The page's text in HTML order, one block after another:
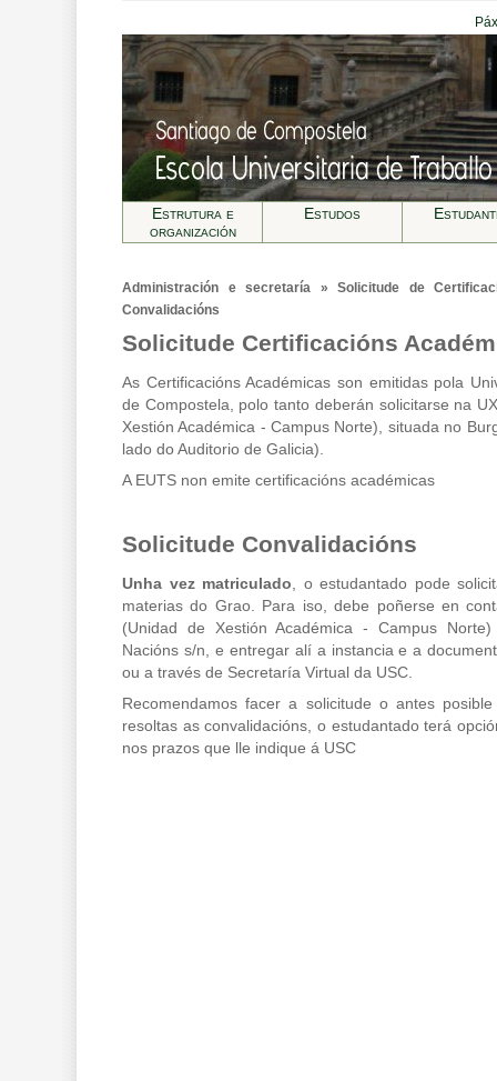
Estrutura e
organización
Estudos
Administración e secretarí­a » Solicitude de
Convalidacións
Solicitude Certificacións
As Certificacións Académicas son emitidas pola
de Compostela, polo tanto deberán solicitarse na
Xestión Académica - Campus Norte), situada no
lado do Auditorio de Galicia).
A EUTS non emite certificacións académicas
Solicitude Convalidacións
Unha vez matriculado , o estudantado pode
materias do Grao. Para iso, debe poñerse en
(Unidad de Xestión Académica - Campus
Nacións s/n, e entregar alí a instancia e a
ou a través de Secretaría Virtual da USC.
Recomendamos facer a solicitude o antes
resoltas as convalidacións, o estudantado terá
nos prazos que lle indique á USC